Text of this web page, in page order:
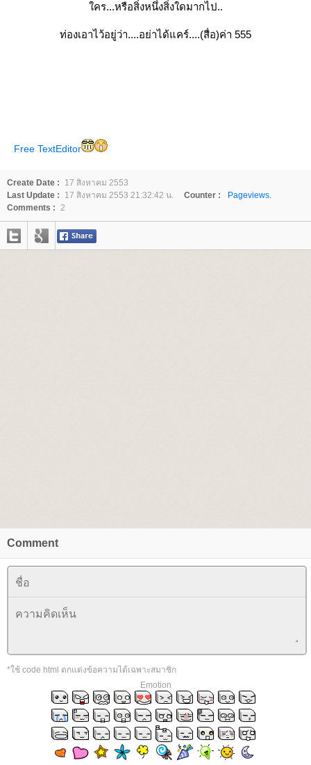
คร...หรือสิ่งหนึ่งสิ่งใดมากไป..
ท่องเอาไว้อยู่ว่า....อย่าได้แคร์....(สื่อ)ค่า 555
Free TextEditor
Create Date :
17 สิงหาคม 2553
Last Update :
17 สิงหาคม 2553 21:32:42 น. Counter :
Pageviews.
Comments : 2
Comment
*ใช้ code html ตกแต่งข้อความได้เฉพาะสมาชิก
Emotion